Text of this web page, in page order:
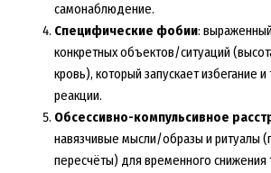
самонаблюдение.
Специфические фобии:
конкретных объектов/ситуаций
кровь), который запускает избегание
реакции.
Обсессивно-компульсивное
навязчивые мысли/образы и ритуалы
пересчёты) для временного снижения